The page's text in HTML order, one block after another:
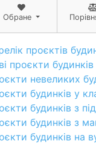
Обране
проєктів
проєкти будинків
невеликих
будинків у
будинків з
будинків з
будинків на